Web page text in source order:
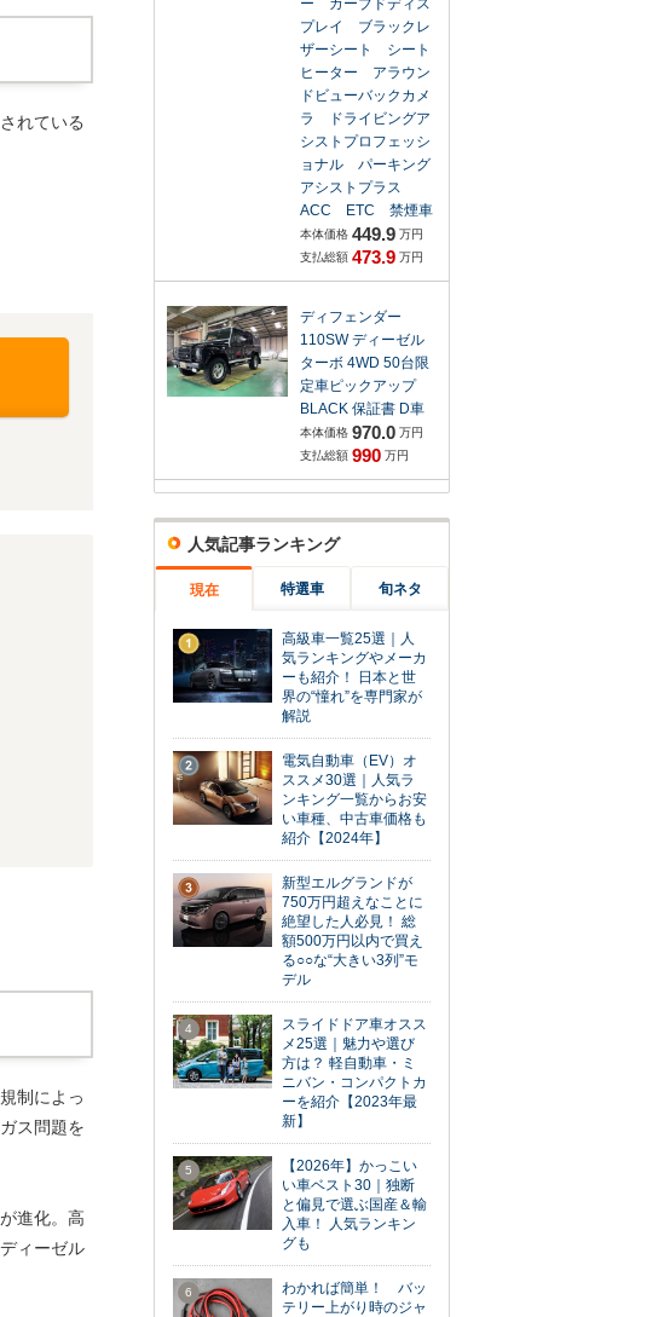
れている
制によっ
ス問題を
進化。高
ィーゼル
ー カーブドディス
プレイ ブラックレ
ザーシート シート
ヒーター アラウン
ドビューバックカメ
ラ ドライビングア
シストプロフェッシ
ョナル パーキング
アシストプラス
ACC ETC 禁煙車
本体価格 449.9 万円
支払総額 473.9 万円
ディフェンダー
110SW ディーゼル
ターボ 4WD 50台限
定車ピックアップ
BLACK 保証書 D車
本体価格 970.0 万円
支払総額 990 万円
人気記事ランキング
現在 特選車 旬ネタ
1
高級車一覧25選｜人
気ランキングやメーカ
ーも紹介！ 日本と世
界の“憧れ”を専門家が
解説
2
電気自動車（EV）オ
ススメ30選｜人気ラ
ンキング一覧からお安
い車種、中古車価格も
紹介【2024年】
3
新型エルグランドが
750万円超えなことに
絶望した人必見！ 総
額500万円以内で買え
る○○な“大きい3列”モ
デル
4
スライドドア車オスス
メ25選｜魅力や選び
方は？ 軽自動車・ミ
ニバン・コンパクトカ
ーを紹介【2023年最
新】
5
【2026年】かっこい
い車ベスト30｜独断
と偏見で選ぶ国産＆輸
入車！ 人気ランキン
グも
6
わかれば簡単！ バッ
テリー上がり時のジャ